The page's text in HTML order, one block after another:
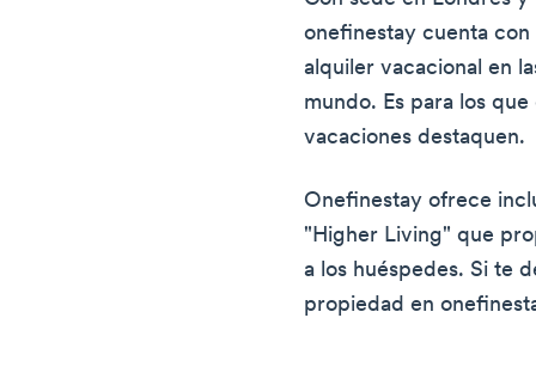
onefinestay cuenta
alquiler vacacional en
mundo. Es para los
vacaciones destaquen.
Onefinestay ofrece
"Higher Living" que
a los huéspedes. Si te
propiedad en